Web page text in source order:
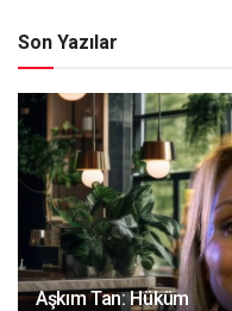
Son Yazılar
Aşkım Tan: Hüküm